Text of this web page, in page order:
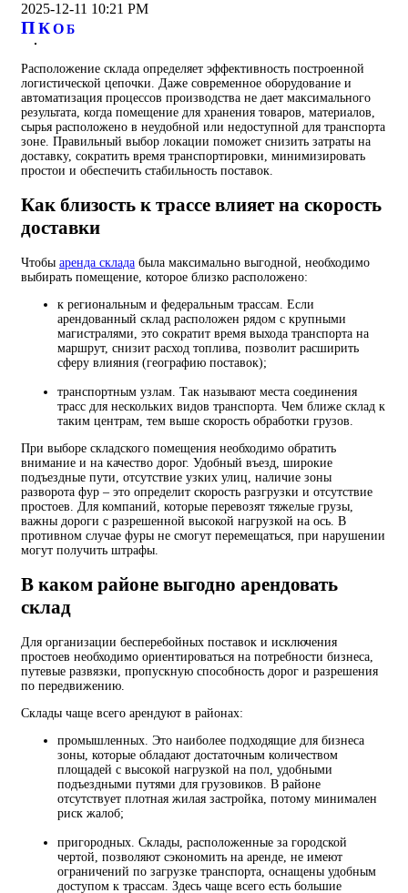
2025-12-11 10:21 PM
ПКО Б
Расположение склада определяет эффективность построенной
логистической цепочки. Даже современное оборудование и
автоматизация процессов производства не дает максимального
результата, когда помещение для хранения товаров, материалов,
сырья расположено в неудобной или недоступной для транспорта
зоне. Правильный выбор локации поможет снизить затраты на
доставку, сократить время транспортировки, минимизировать
простои и обеспечить стабильность поставок.
Как близость к трассе влияет на скорость
доставки
Чтобы аренда склада была максимально выгодной, необходимо
выбирать помещение, которое близко расположено:
к региональным и федеральным трассам. Если
арендованный склад расположен рядом с крупными
магистралями, это сократит время выхода транспорта на
маршрут, снизит расход топлива, позволит расширить
сферу влияния (географию поставок);
транспортным узлам. Так называют места соединения
трасс для нескольких видов транспорта. Чем ближе склад к
таким центрам, тем выше скорость обработки грузов.
При выборе складского помещения необходимо обратить
внимание и на качество дорог. Удобный въезд, широкие
подъездные пути, отсутствие узких улиц, наличие зоны
разворота фур – это определит скорость разгрузки и отсутствие
простоев. Для компаний, которые перевозят тяжелые грузы,
важны дороги с разрешенной высокой нагрузкой на ось. В
противном случае фуры не смогут перемещаться, при нарушении
могут получить штрафы.
В каком районе выгодно арендовать
склад
Для организации бесперебойных поставок и исключения
простоев необходимо ориентироваться на потребности бизнеса,
путевые развязки, пропускную способность дорог и разрешения
по передвижению.
Склады чаще всего арендуют в районах:
промышленных. Это наиболее подходящие для бизнеса
зоны, которые обладают достаточным количеством
площадей с высокой нагрузкой на пол, удобными
подъездными путями для грузовиков. В районе
отсутствует плотная жилая застройка, потому минимален
риск жалоб;
пригородных. Склады, расположенные за городской
чертой, позволяют сэкономить на аренде, не имеют
ограничений по загрузке транспорта, оснащены удобным
доступом к трассам. Здесь чаще всего есть большие